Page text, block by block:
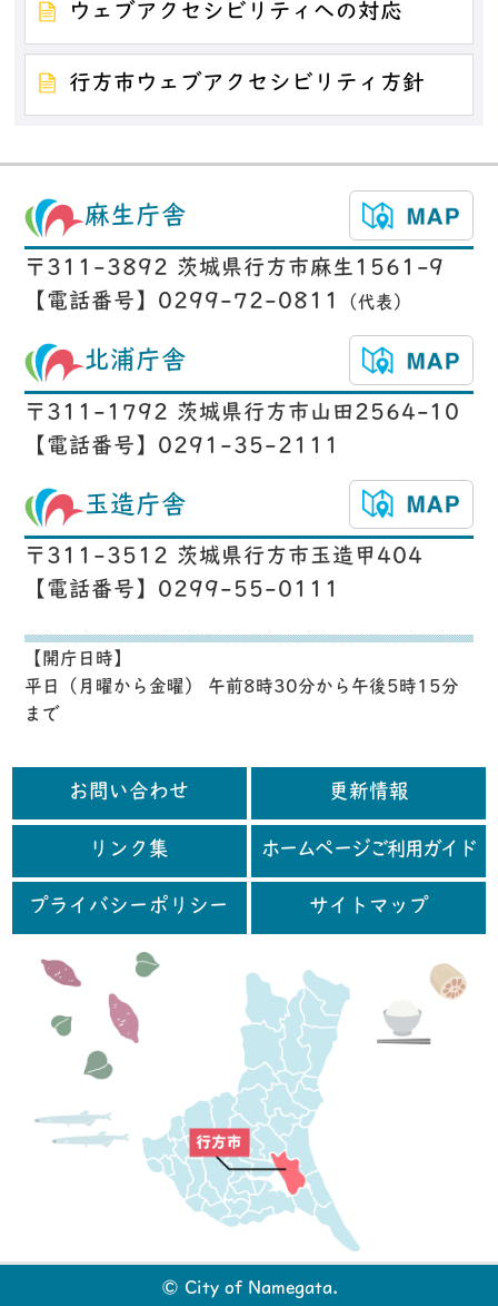
ウェブアクセシビリティへの対応
行方市ウェブアクセシビリティ方針
麻生庁舎
〒311-3892 茨城県行方市麻生1561-9
【電話番号】0299-72-0811
（代表）
北浦庁舎
〒311-1792 茨城県行方市山田2564-10
【電話番号】0291-35-2111
玉造庁舎
〒311-3512 茨城県行方市玉造甲404
【電話番号】0299-55-0111
【開庁日時】
平日（月曜から金曜） 午前8時30分から午後5時15分
まで
お問い合わせ 更新情報
リンク集 ホームページご利用ガイド
プライバシーポリシー サイトマップ
© City of Namegata.